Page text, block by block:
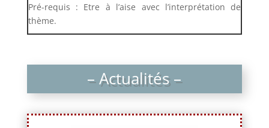
Pré-requis : Etre à l’aise avec l’interprétation de
thème.
– Actualités –